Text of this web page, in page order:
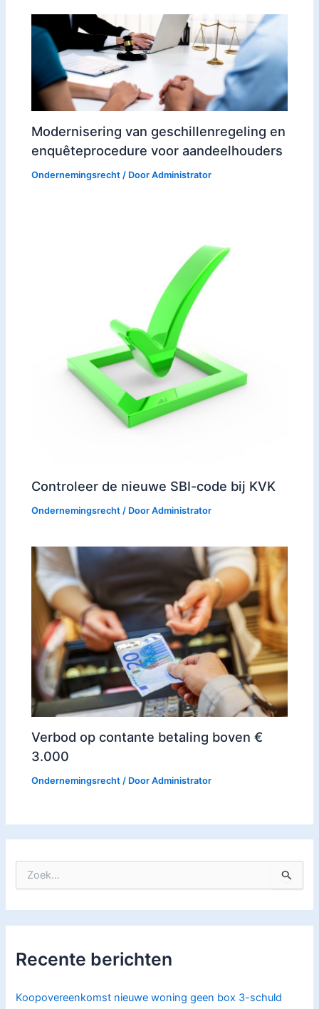
o
a
Recente berichten
Koopovereenkomst nieuwe woning geen box 3-schuld
Modernisering van geschillenregeling en
enquêteprocedure voor aandeelhouders
Ondernemingsrecht / DoorAdministrator
Controleer de nieuwe SBI-code bij KVK
Ondernemingsrecht / DoorAdministrator
Verbod op contante betaling boven €
3.000
Ondernemingsrecht / DoorAdministrator